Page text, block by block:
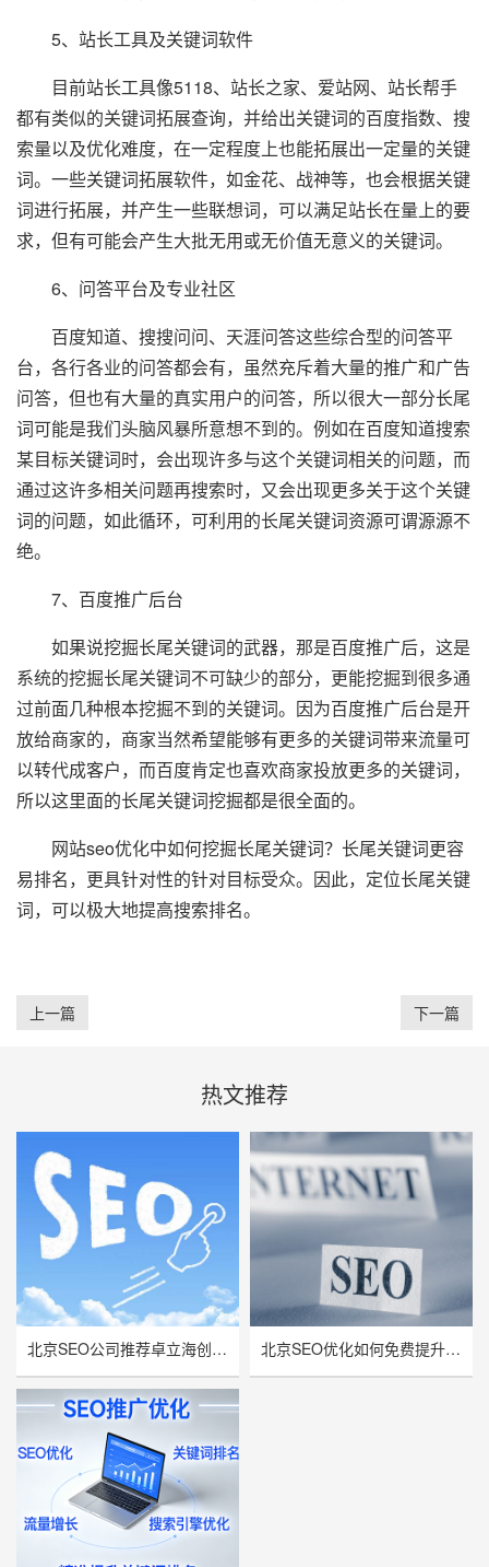
5、站长工具及关键词软件
目前站长工具像5118、站长之家、爱站网、站长帮手
都有类似的关键词拓展查询，并给出关键词的百度指数、搜
索量以及优化难度，在一定程度上也能拓展出一定量的关键
词。一些关键词拓展软件，如金花、战神等，也会根据关键
词进行拓展，并产生一些联想词，可以满足站长在量上的要
求，但有可能会产生大批无用或无价值无意义的关键词。
6、问答平台及专业社区
百度知道、搜搜问问、天涯问答这些综合型的问答平
台，各行各业的问答都会有，虽然充斥着大量的推广和广告
问答，但也有大量的真实用户的问答，所以很大一部分长尾
词可能是我们头脑风暴所意想不到的。例如在百度知道搜索
某目标关键词时，会出现许多与这个关键词相关的问题，而
通过这许多相关问题再搜索时，又会出现更多关于这个关键
词的问题，如此循环，可利用的长尾关键词资源可谓源源不
绝。
7、百度推广后台
如果说挖掘长尾关键词的武器，那是百度推广后，这是
系统的挖掘长尾关键词不可缺少的部分，更能挖掘到很多通
过前面几种根本挖掘不到的关键词。因为百度推广后台是开
放给商家的，商家当然希望能够有更多的关键词带来流量可
以转代成客户，而百度肯定也喜欢商家投放更多的关键词，
所以这里面的长尾关键词挖掘都是很全面的。
网站seo优化中如何挖掘长尾关键词？长尾关键词更容
易排名，更具针对性的针对目标受众。因此，定位长尾关键
词，可以极大地提高搜索排名。
上一篇 下一篇
热文推荐
北京SEO公司推荐卓立海创，用技术实力赋能企业线上增长 北京SEO优化如何免费提升网站流量与曝光率？